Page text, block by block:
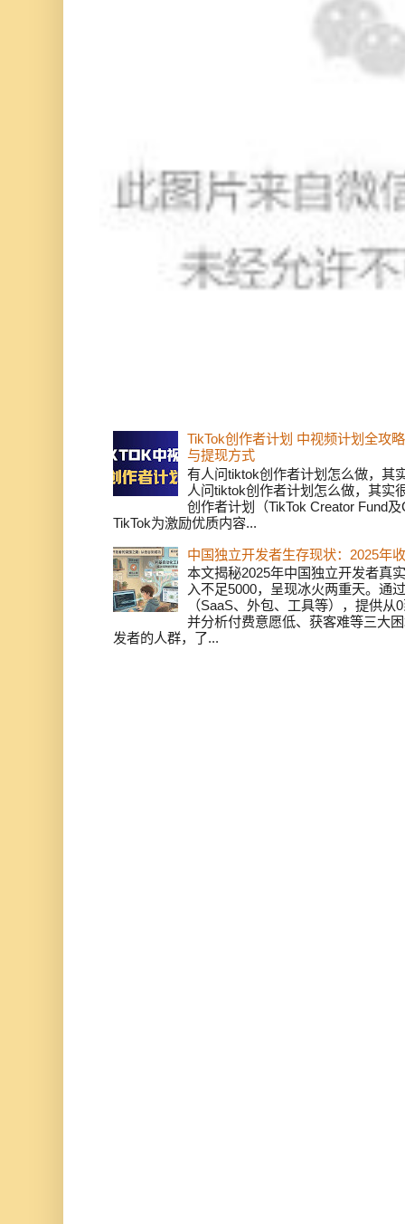
TikTok创作者计划 中视频计划全攻
与提现方式
有人问tiktok创作者计划怎么做，其
人问tiktok创作者计划怎么做，其实
创作者计划（TikTok Creator Fund
TikTok为激励优质内容...
中国独立开发者生存现状：2025年
本文揭秘2025年中国独立开发者真
入不足5000，呈现冰火两重天。通
（SaaS、外包、工具等），提供
并分析付费意愿低、获客难等三大
发者的人群，了...